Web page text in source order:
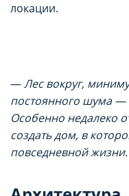
локации.
—Лес вокруг,
постоянного шума —
Особенно недалеко
создать дом, в
повседневной жизни.